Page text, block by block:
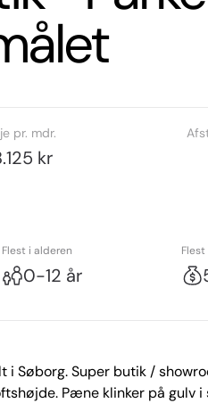
pr. mdr.
kr
Flest i alderen
0-12 år
i Søborg. Super butik /
Pæne klinker på gulv i